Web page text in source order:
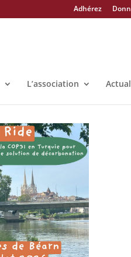
Adhérez
L’association